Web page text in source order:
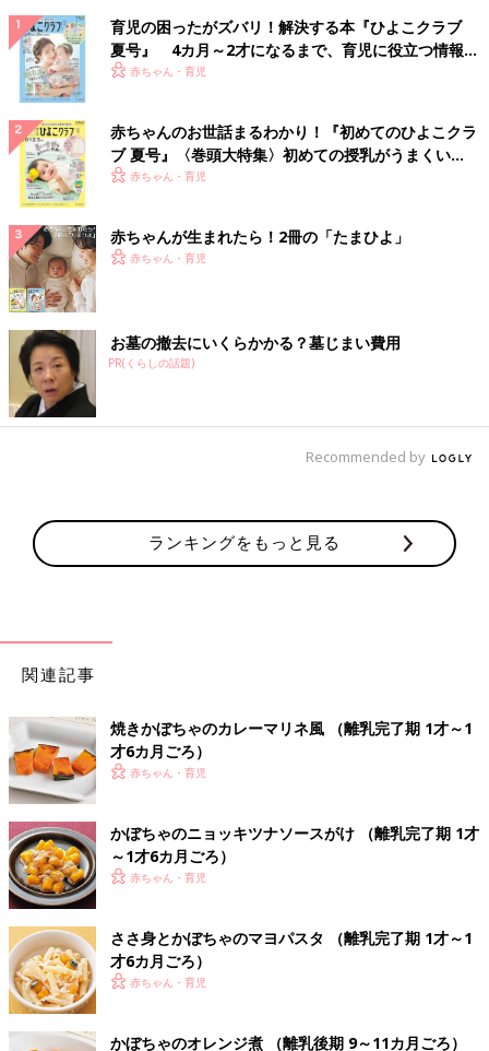
育児の困ったがズバリ！解決する本『ひよこクラブ
夏号』 4カ月～2才になるまで、育児に役立つ情報が
いっぱい！
赤ちゃん・育児
赤ちゃんのお世話まるわかり！『初めてのひよこクラ
ブ 夏号』〈巻頭大特集〉初めての授乳がうまくい
く！ おっぱい・ミルクの基本と夏のトラブル 解決テ
赤ちゃん・育児
赤ちゃんが生まれたら！2冊の「たまひよ」
赤ちゃん・育児
お墓の撤去にいくらかかる？墓じまい費用
PR(くらしの話題)
Recommended by
ランキングをもっと見る
関連記事
焼きかぼちゃのカレーマリネ風 （離乳完了期 1才～1
才6カ月ごろ）
赤ちゃん・育児
かぼちゃのニョッキツナソースがけ （離乳完了期 1才
～1才6カ月ごろ）
赤ちゃん・育児
ささ身とかぼちゃのマヨパスタ （離乳完了期 1才～1
才6カ月ごろ）
赤ちゃん・育児
かぼちゃのオレンジ煮 （離乳後期 9～11カ月ごろ）